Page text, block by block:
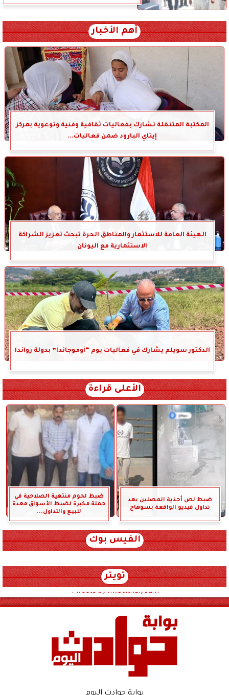
أهم الأخبار
المكتبة المتنقلة تشارك بفعاليات ثقافية وفنية وتوعوية بمركز
إيتاي البارود ضمن فعاليات...
الهيئة العامة للاستثمار والمناطق الحرة تبحث تعزيز الشراكة
الاستثمارية مع اليونان
الدكتور سويلم يشارك في فعاليات يوم “أوموجاندا” بدولة رواندا
الأعلى قراءة
ضبط لص أحذية المصلين بعد
تداول فيديو الواقعة بسوهاج
ضبط لحوم منتهية الصلاحية في
حملة مكبرة لضبط الأسواق معدة
للبيع والتداول...
الفيس بوك
تويتر
Tweets by hwadithalyoum